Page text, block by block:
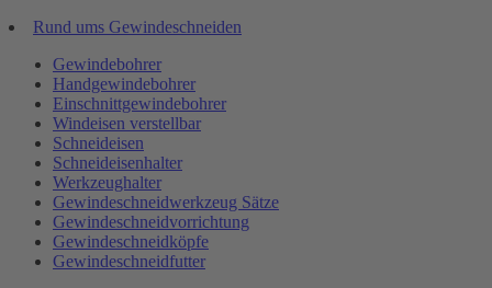
Rund ums Gewindeschneiden
Gewindebohrer
Handgewindebohrer
Einschnittgewindebohrer
Windeisen verstellbar
Schneideisen
Schneideisenhalter
Werkzeughalter
Gewindeschneidwerkzeug Sätze
Gewindeschneidvorrichtung
Gewindeschneidköpfe
Gewindeschneidfutter